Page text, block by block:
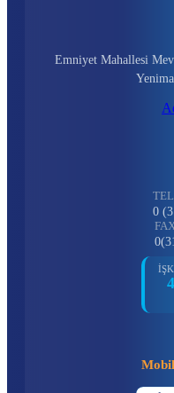
Emniyet Mahallesi
0